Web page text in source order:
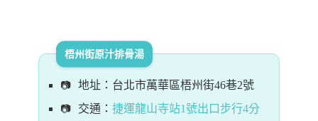
梧州街原汁排骨湯
地址：台北市萬華區梧州街46巷2號
交通： 捷運龍山寺站1號出口步行4分